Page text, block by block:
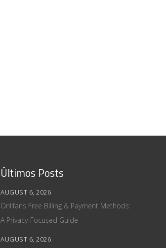
Últimos Posts
AUGUST 6, 2026
Onlifans Free Billing & Payment Methods:
A Privacy‑Focused Guide
AUGUST 6, 2026